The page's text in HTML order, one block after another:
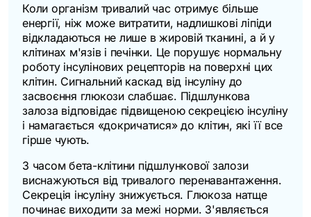
Коли організм тривалий час отримує більше
енергії, ніж може витратити, надлишкові ліпіди
відкладаються не лише в жировій тканині, а й у
клітинах м'язів і печінки. Це порушує нормальну
роботу інсулінових рецепторів на поверхні цих
клітин. Сигнальний каскад від інсуліну до
засвоєння глюкози слабшає. Підшлункова
залоза відповідає підвищеною секрецією інсуліну
і намагається «докричатися» до клітин, які її все
гірше чують.
З часом бета-клітини підшлункової залози
виснажуються від тривалого перенавантаження.
Секреція інсуліну знижується. Глюкоза натще
починає виходити за межі норми. З'являється